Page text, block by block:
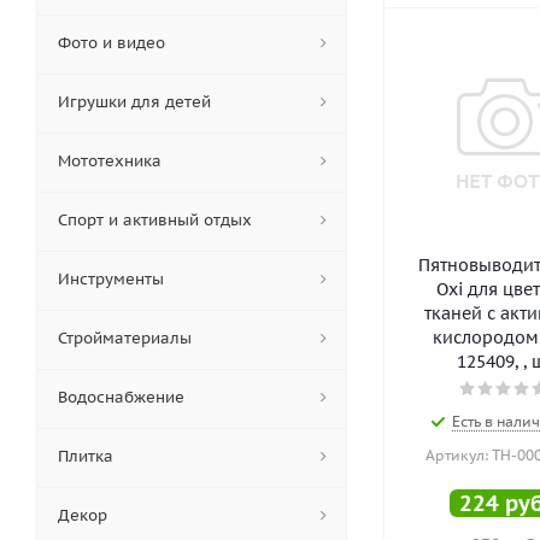
Oxi для
тканей с
кислородом
125409, ,
Есть в
Артикул: ТН-
224
Фото и видео
Игрушки для детей
Мототехника
Спорт и активный отдых
Инструменты
Стройматериалы
Водоснабжение
Плитка
Декор